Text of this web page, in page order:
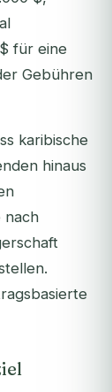
für eine
Gebühren
karibische
hinaus
nach